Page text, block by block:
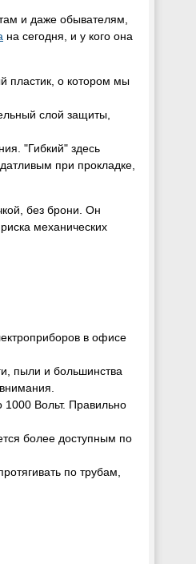
и даже обывателям,
на сегодня, и у кого она
пластик, о котором мы
слой защиты,
"Гибкий" здесь
при прокладке,
без брони. Он
механических
в офисе
пыли и большинства
1000 Вольт. Правильно
более доступным по
по трубам,